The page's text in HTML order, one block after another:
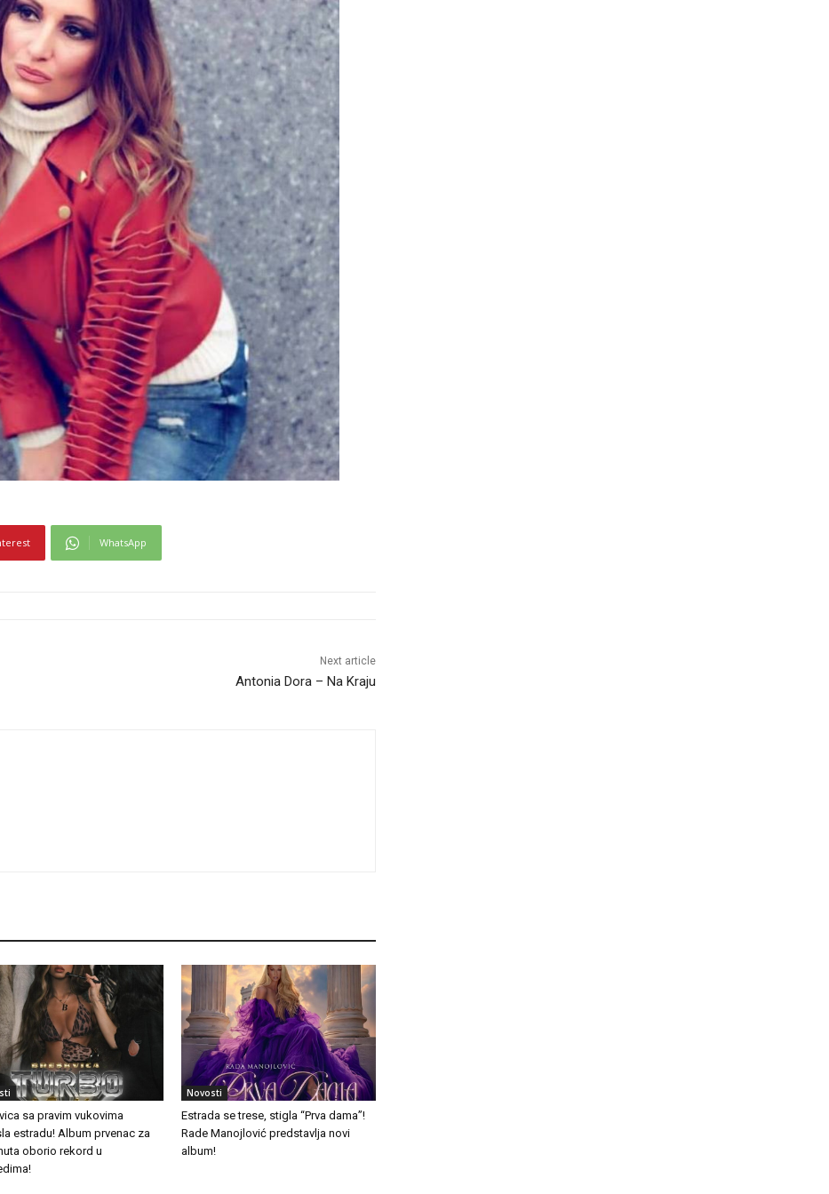
WhatsApp
Next article
Antonia Dora – Na Kraju
sa pravim vukovima
estradu! Album prvenac za
oborio rekord u
Novosti
Estrada se trese, stigla “Prva dama”!
Rade Manojlović predstavlja novi
album!